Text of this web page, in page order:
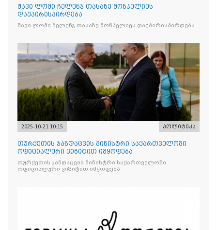
შავი ლომი ჩელენჯ თასაზე მონპელიეს
დაუპირისპირდება
შავი ლომი ჩელენჯ თასაზე მონპელიეს დაუპირისპირდება
2025-10-21 10:15 პოლიტიკა
თურქეთის ჯანდაცვის მინისტრი საქართველოში
ოფიციალური ვიზიტით იმყოფება
თურქეთის ჯანდაცვის მინისტრი საქართველოში
ოფიციალური ვიზიტით იმყოფება